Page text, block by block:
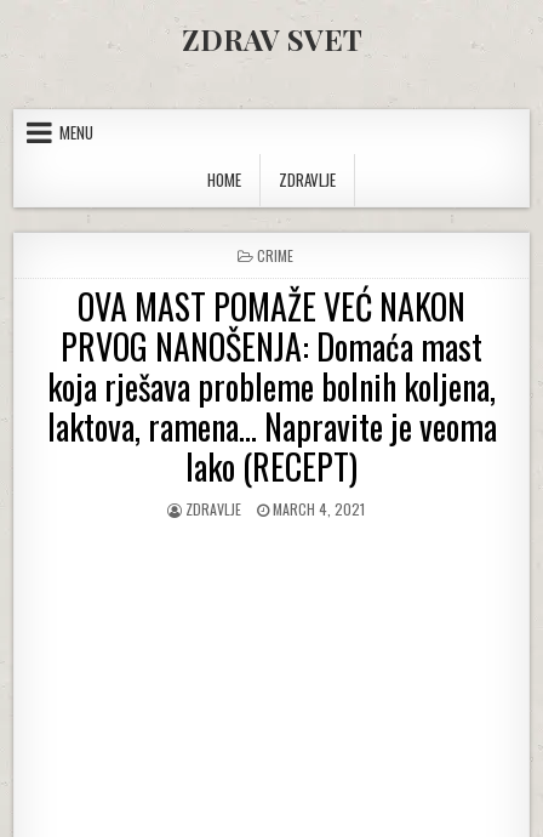
ZDRAV SVET
MENU
HOME
ZDRAVLJE
POSTED IN
CRIME
OVA MAST POMAŽE VEĆ NAKON
PRVOG NANOŠENJA: Domaća mast
koja rješava probleme bolnih koljena,
laktova, ramena… Napravite je veoma
lako (RECEPT)
AUTHOR:
ZDRAVLJE PUBLISHED DATE:
MARCH 4, 2021